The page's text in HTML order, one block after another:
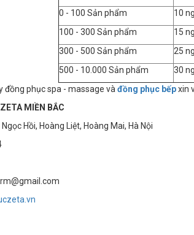
0 - 100 Sản phẩm
10
100 - 300 Sản phẩm
15
300 - 500 Sản phẩm
25
500 - 10.000 Sản phẩm
30
đồng phục spa - massage và đồng phục bếpxin
MIỀN BẮC
Hoàng Liệt, Hoàng Mai, Hà Nội